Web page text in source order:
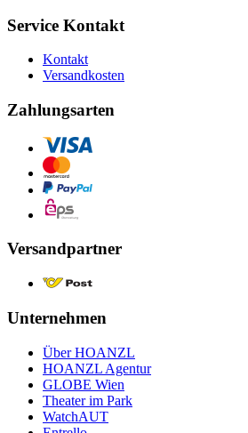
Service Kontakt
Kontakt
Versandkosten
Zahlungsarten
Versandpartner
Unternehmen
Über HOANZL
HOANZL Agentur
GLOBE Wien
Theater im Park
WatchAUT